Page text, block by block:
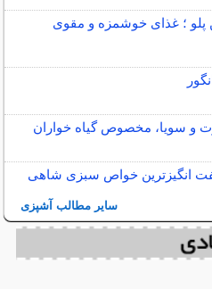
پلو ؛ غذای خوشمزه و مقوی
و سویا، مخصوص گیاه خواران
انگیزترین خواص سبزی شاهی
سایر مطالب آشپزی